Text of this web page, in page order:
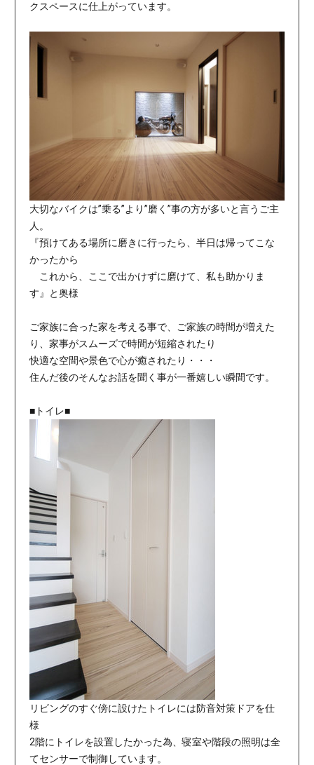
クスペースに仕上がっています。
大切なバイクは”乗る”より”磨く”事の方が多いと言うご主
人。
『預けてある場所に磨きに行ったら、半日は帰ってこな
かったから
これから、ここで出かけずに磨けて、私も助かりま
す』と奥様
ご家族に合った家を考える事で、ご家族の時間が増えた
り、家事がスムーズで時間が短縮されたり
快適な空間や景色で心が癒されたり・・・
住んだ後のそんなお話を聞く事が一番嬉しい瞬間です。
■トイレ■
リビングのすぐ傍に設けたトイレには防音対策ドアを仕
様
2階にトイレを設置したかった為、寝室や階段の照明は全
てセンサーで制御しています。